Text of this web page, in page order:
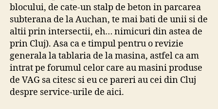
blocului, de cate-un stalp de beton in parcarea
subterana de la Auchan, te mai bati de unii si de
altii prin intersectii, eh… nimicuri din astea de
prin Cluj). Asa ca e timpul pentru o revizie
generala la tablaria de la masina, astfel ca am
intrat pe forumul celor care au masini produse
de VAG sa citesc si eu ce pareri au cei din Cluj
despre service-urile de aici.